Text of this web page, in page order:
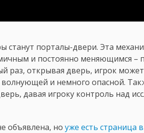
станут порталы-двери. Эта
и постоянно меняющимся –
раз, открывая дверь, игрок может
и немного опасной.
давая игроку контроль над
объявлена, но уже есть страница